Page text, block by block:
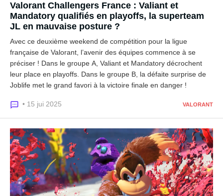
Valorant Challengers France : Valiant et
Mandatory qualifiés en playoffs, la superteam
JL en mauvaise posture ?
Avec ce deuxième weekend de compétition pour la ligue
française de Valorant, l’avenir des équipes commence à se
préciser ! Dans le groupe A, Valiant et Mandatory décrochent
leur place en playoffs. Dans le groupe B, la défaite surprise de
Joblife met le grand favori à la victoire finale en danger !
• 15 jui 2025 VALORANT